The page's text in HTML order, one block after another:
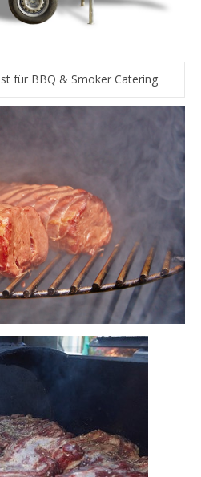
für BBQ & Smoker Catering